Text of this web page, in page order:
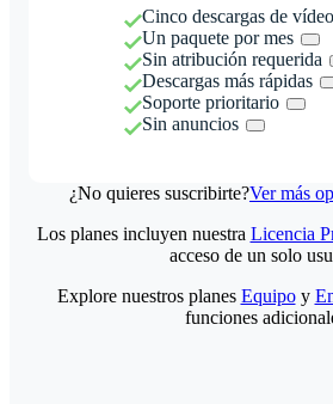
Cinco descargas de
Un paquete por mes
Sin atribución requerida
Descargas más rápidas
Soporte prioritario
Sin anuncios
¿No quieres suscribirte?Ver más
Los planes incluyen nuestra Licencia
acceso de un solo
Explore nuestros planes Equipoy
funciones